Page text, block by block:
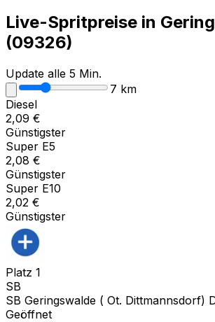
Live-Spritpreise in
(09326)
Update alle 5 Min.
7 km
Diesel
2,09 €
Günstigster
Super E5
2,08 €
Günstigster
Super E10
2,02 €
Günstigster
Platz 1
SB
SB Geringswalde ( Ot. Dittmannsdorf)
Geöffnet